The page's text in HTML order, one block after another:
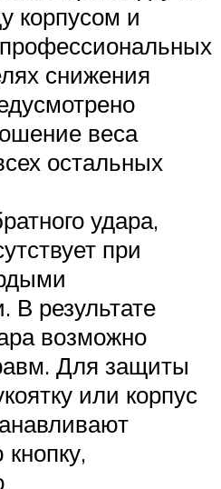
корпусом и
снижения
веса
остальных
удара,
при
В результате
возможно
Для защиты
или корпус